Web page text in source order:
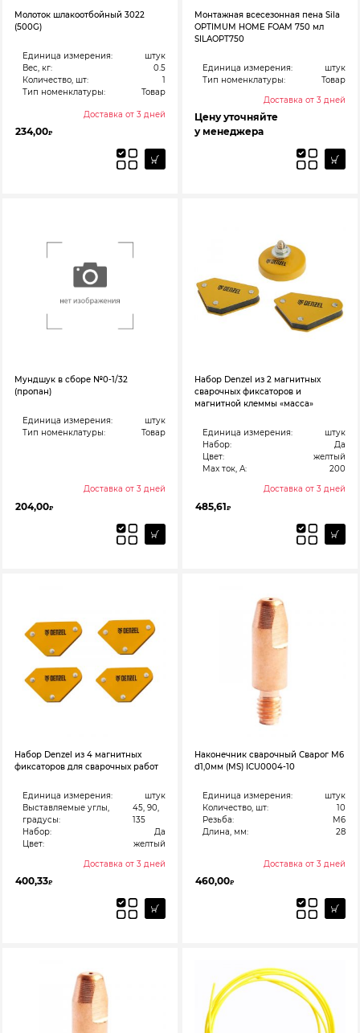
Молоток шлакоотбойный 3022
(500G)
Единица измерения:
штук
Вес, кг:
0.5
Количество, шт:
1
Тип номенклатуры:
Товар
Доставка от 3 дней
234,00₽
Монтажная всесезонная пена Sila
OPTIMUM HOME FOAM 750 мл
SILAOPT750
Единица измерения:
штук
Тип номенклатуры:
Товар
Доставка от 3 дней
Цену уточняйте
у менеджера
Мундшук в сборе №0-1/32
(пропан)
Единица измерения:
штук
Тип номенклатуры:
Товар
Доставка от 3 дней
204,00₽
Набор Denzel из 2 магнитных
сварочных фиксаторов и
магнитной клеммы «масса»
Единица измерения:
штук
Набор:
Да
Цвет:
желтый
Max ток, А:
200
Доставка от 3 дней
485,61₽
Набор Denzel из 4 магнитных
фиксаторов для сварочных работ
Единица измерения:
штук
Выставляемые углы,
градусы:
45, 90,
135
Набор:
Да
Цвет:
желтый
Доставка от 3 дней
400,33₽
Наконечник сварочный Сварог М6
d1,0мм (MS) ICU0004-10
Единица измерения:
штук
Количество, шт:
10
Резьба:
M6
Длина, мм:
28
Доставка от 3 дней
460,00₽